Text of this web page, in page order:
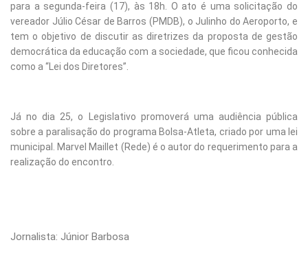
para a segunda-feira (17), às 18h. O ato é uma solicitação do
vereador Júlio César de Barros (PMDB), o Julinho do Aeroporto, e
tem o objetivo de discutir as diretrizes da proposta de gestão
democrática da educação com a sociedade, que ficou conhecida
como a “Lei dos Diretores”.
Já no dia 25, o Legislativo promoverá uma audiência pública
sobre a paralisação do programa Bolsa-Atleta, criado por uma lei
municipal. Marvel Maillet (Rede) é o autor do requerimento para a
realização do encontro.
Jornalista: Júnior Barbosa